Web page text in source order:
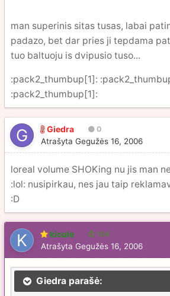
man superinis sitas tusas, labai
padazo, bet dar pries ji tepdama
tuo baltuoju is dvipusio tuso...
:pack2_thumbup[1]:
:pack2_thumbup[1]:
Giedra 0
Atrašyta Gegužės 16, 2006
loreal volume SHOKing nu jis man
:lol: nusipirkau, nes jau taip
:D
kicule 104
Atrašyta Gegužės 16, 2006
Giedra parašė: